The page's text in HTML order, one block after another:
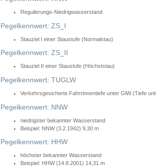
Regulierungs-Niedrigwasserstand
Pegelkennwert: ZS_I
Stauziel I einer Staustufe (Normalstau)
Pegelkennwert: ZS_II
Stauziel II einer Staustufe (Höchststau)
Pegelkennwert: TUGLW
Verkehrsgesicherte Fahrrinnentiefe unter GlW (Tiefe
Pegelkennwert: NNW
niedrigster bekannter Wasserstand
Beispiel: NNW (3.2.1942) 9,30 m
Pegelkennwert: HHW
höchster bekannter Wasserstand
Beispiel: HHW (14.8.2001) 14,31 m